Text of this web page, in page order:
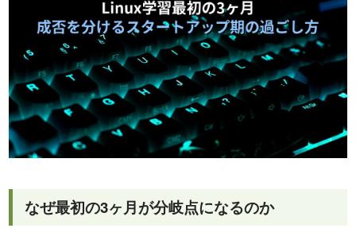
なぜ最初の3ヶ月が分岐点になるのか